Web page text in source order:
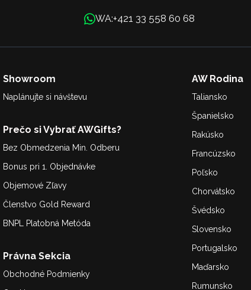
WA:+421 33 558 60 68
Showroom
Naplánujte si návštevu
Prečo si Vybrať AWGifts?
Bez Obmedzenia Min. Odberu
Bonus pri 1. Objednávke
Objemové Zľavy
Členstvo Gold Reward
BNPL Platobná Metóda
Právna Sekcia
Obchodné Podmienky
AW Rodina
Taliansko
Španielsko
Rakúsko
Francúzsko
Poľsko
Chorvátsko
Švédsko
Slovensko
Portugalsko
Maďarsko
Rumunsko